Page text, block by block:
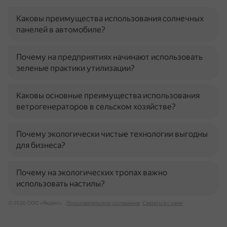
Каковы преимущества использования солнечных
панелей в автомобиле?
Почему на предприятиях начинают использовать
зеленые практики утилизации?
Каковы основные преимущества использования
ветрогенераторов в сельском хозяйстве?
Почему экологически чистые технологии выгодны
для бизнеса?
Почему на экологических тропах важно
использовать настилы?
© 2026 ООО «Яндекс» Пользовательское соглашение Связаться с нами